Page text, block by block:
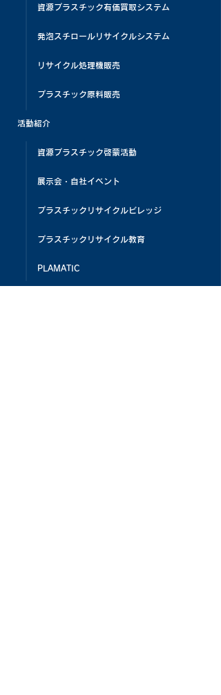
資源プラスチック有価買取システム
発泡スチロールリサイクルシステム
リサイクル処理機販売
プラスチック原料販売
活動紹介
資源プラスチック啓蒙活動
展示会・自社イベント
プラスチックリサイクルビレッジ
プラスチックリサイクル教育
PLAMATIC